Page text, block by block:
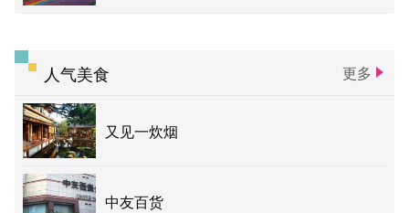
人气美食 更多
又见一炊烟
中友百货